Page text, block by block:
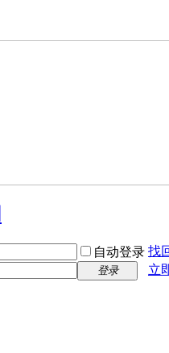
自动登录 找
登录
立